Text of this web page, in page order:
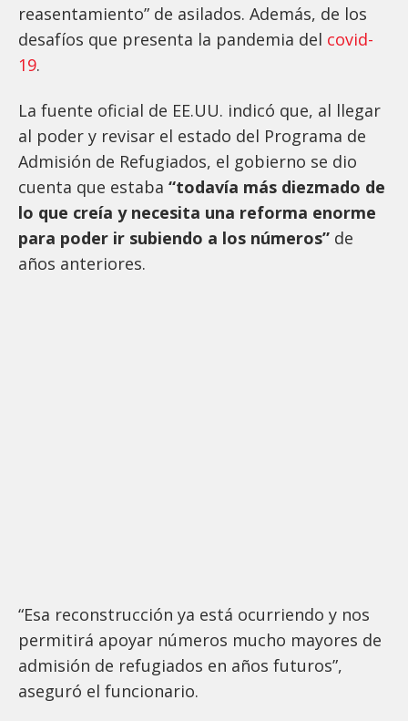
reasentamiento” de asilados. Además, de los
desafíos que presenta la pandemia del covid-
19.
La fuente oficial de EE.UU. indicó que, al llegar
al poder y revisar el estado del Programa de
Admisión de Refugiados, el gobierno se dio
cuenta que estaba “todavía más diezmado de
lo que creía y necesita una reforma enorme
para poder ir subiendo a los números” de
años anteriores.
“Esa reconstrucción ya está ocurriendo y nos
permitirá apoyar números mucho mayores de
admisión de refugiados en años futuros”,
aseguró el funcionario.